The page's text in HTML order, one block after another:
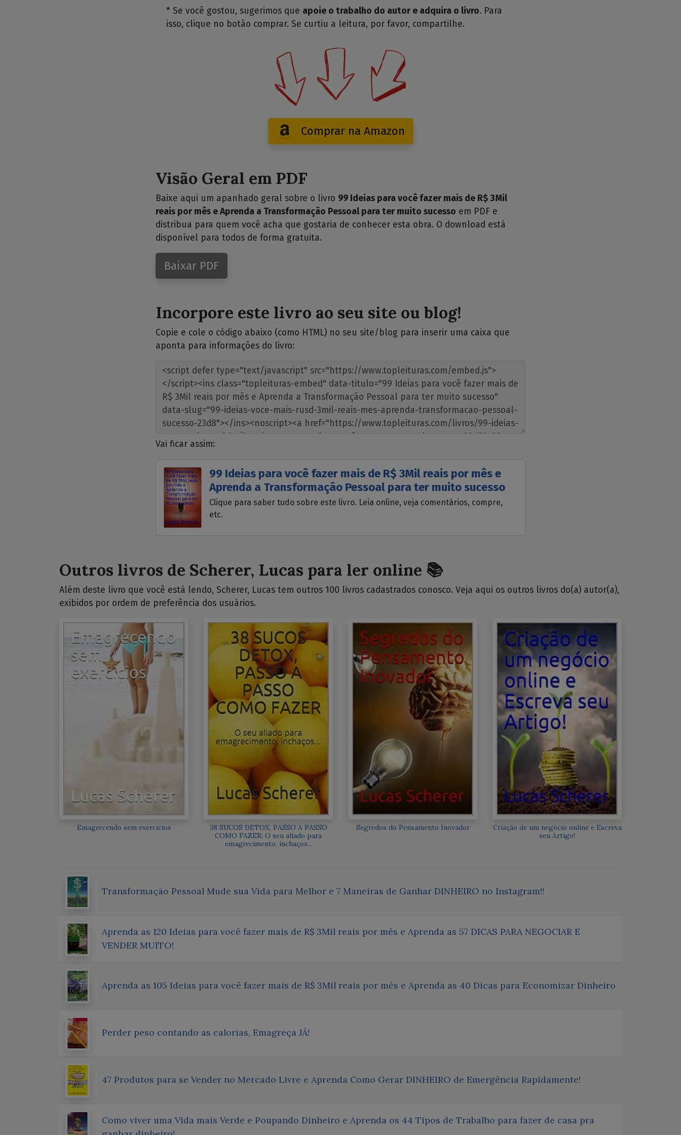
* Se você gostou, sugerimos que apoie o trabalho do autor e adquira o livro. Para
isso, clique no botão comprar. Se curtiu a leitura, por favor, compartilhe.
Comprar na Amazon
Visão Geral em PDF
Baixe aqui um apanhado geral sobre o livro 99 Ideias para você fazer mais de R$ 3Mil
reais por mês e Aprenda a Transformação Pessoal para ter muito sucesso em PDF e
distribua para quem você acha que gostaria de conhecer esta obra. O download está
disponível para todos de forma gratuita.
Baixar PDF
Incorpore este livro ao seu site ou blog!
Copie e cole o código abaixo (como HTML) no seu site/blog para inserir uma caixa que
aponta para informações do livro:
Vai ficar assim:
99 Ideias para você fazer mais de R$ 3Mil reais por mês e
Aprenda a Transformação Pessoal para ter muito sucesso
Clique para saber tudo sobre este livro. Leia online, veja comentários, compre,
etc.
Outros livros de Scherer, Lucas para ler online 📚
Além deste livro que você está lendo, Scherer, Lucas tem outros 100 livros cadastrados conosco. Veja aqui os outros livros do(a) autor(a),
exibidos por ordem de preferência dos usuários.
Emagrecendo sem exercicios
38 SUCOS DETOX, PASSO A PASSO
COMO FAZER: O seu aliado para
emagrecimento, inchaços...
Segredos do Pensamento Inovador
Criação de um negócio online e Escreva
seu Artigo!
Transformação Pessoal Mude sua Vida para Melhor e 7 Maneiras de Ganhar DINHEIRO no Instagram!!
Aprenda as 120 Ideias para você fazer mais de R$ 3Mil reais por mês e Aprenda as 57 DICAS PARA NEGOCIAR E
VENDER MUITO!
Aprenda as 105 Ideias para você fazer mais de R$ 3Mil reais por mês e Aprenda as 40 Dicas para Economizar Dinheiro
Perder peso contando as calorias, Emagreça JÁ!
47 Produtos para se Vender no Mercado Livre e Aprenda Como Gerar DINHEIRO de Emergência Rapidamente!
Como viver uma Vida mais Verde e Poupando Dinheiro e Aprenda os 44 Tipos de Trabalho para fazer de casa pra